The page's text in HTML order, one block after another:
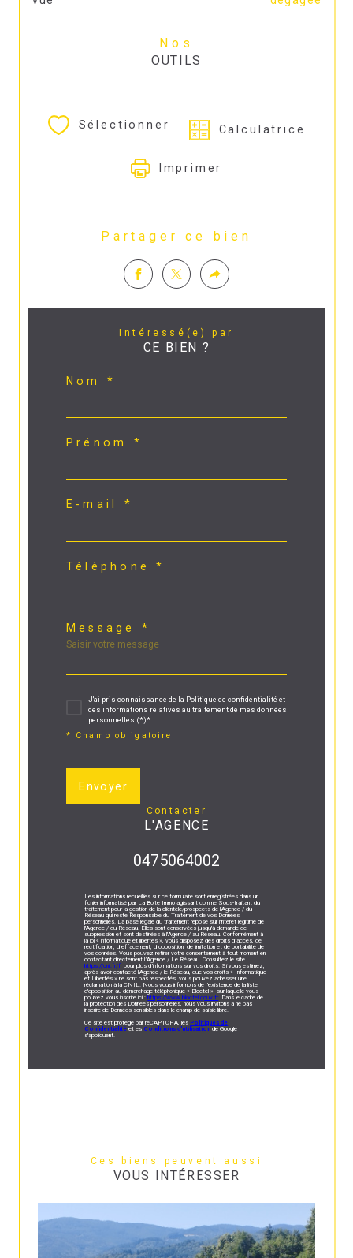
Nos
OUTILS
Sélectionner Calculatrice
Imprimer
Partager ce bien
Intéressé(e) par
CE BIEN ?
Nom *
Prénom *
E-mail *
Téléphone *
Message *
J'ai pris connaissance de la Politique de confidentialité et
des informations relatives au traitement de mes données
personnelles (*)*
* Champ obligatoire
Envoyer
contacter
L'AGENCE
0475064002
Les informations recueillies sur ce formulaire sont enregistrées dans un
fichier informatisé par La Boite Immo agissant comme Sous-traitant du
traitement pour la gestion de la clientèle/prospects de l'Agence / du
Réseau qui reste Responsable du Traitement de vos Données
personnelles. La base légale du traitement repose sur l'intérêt légitime de
l'Agence / du Réseau. Elles sont conservées jusqu'à demande de
suppression et sont destinées à l'Agence / au Réseau. Conformément à
la loi « informatique et libertés », vous disposez des droits d’accès, de
rectification, d’effacement, d’opposition, de limitation et de portabilité de
vos données. Vous pouvez retirer votre consentement à tout moment en
contactant directement l’Agence / Le Réseau. Consultez le site
https://cnil.fr/fr pour plus d’informations sur vos droits. Si vous estimez,
après avoir contacté l'Agence / le Réseau, que vos droits « Informatique
et Libertés » ne sont pas respectés, vous pouvez adresser une
réclamation à la CNIL. Nous vous informons de l’existence de la liste
d'opposition au démarchage téléphonique « Bloctel », sur laquelle vous
pouvez vous inscrire ici :https://www.bloctel.gouv.fr. Dans le cadre de
la protection des Données personnelles, nous vous invitons à ne pas
inscrire de Données sensibles dans le champ de saisie libre.
Ce site est protégé par reCAPTCHA, les Politiques de
Confidentialité et es Conditions d'utilisation de Google
s'appliquent.
Ces biens peuvent aussi
VOUS INTÉRESSER